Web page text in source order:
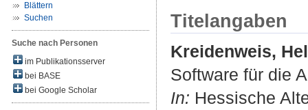
Blättern
Suchen
Suche nach Personen
im Publikationsserver
bei BASE
bei Google Scholar
Titelangaben
Kreidenweis,
Software für die
In: Hessische